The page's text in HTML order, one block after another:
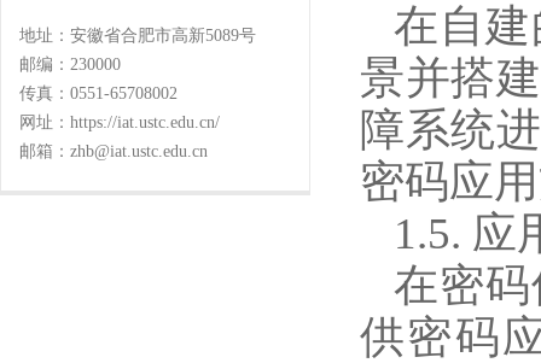
地址：安徽省合肥市高新5089号
邮编：230000
传真：0551-65708002
网址：https://iat.ustc.edu.cn/
邮箱：zhb@iat.ustc.edu.cn
在自
景并搭
障系统
密码应
1.5. 应
在密
供密码